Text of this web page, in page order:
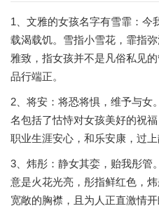
1、文雅的女孩名字有雪霏：今
载渴载饥。雪指小雪花，霏指
雅致，指女孩并不是凡俗私见
品行端正。
2、将安：将恐将惧，维予与女
名包括了怙恃对女孩美好的祝
职业生涯安心，和乐安康，过上
3、炜彤：静女其娈，贻我彤管
意是火花光亮，彤指鲜红色，
宽敞的胸襟，且为人正直激情开